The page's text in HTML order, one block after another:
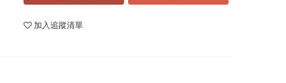
加入追蹤清單